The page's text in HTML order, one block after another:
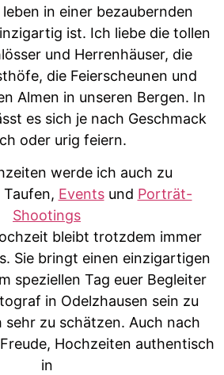
in einer bezaubernden
ist. Ich liebe die tollen
und Herrenhäuser, die
die Feierscheunen und
Almen in unseren Bergen. In
es sich je nach Geschmack
oder urig feiern.
werde ich auch zu
Eventsund Porträt-
Shootings
bleibt trotzdem immer
Sie bringt einen einzigartigen
speziellen Tag euer Begleiter
in Odelzhausen sein zu
zu schätzen. Auch nach
Hochzeiten authentisch
in